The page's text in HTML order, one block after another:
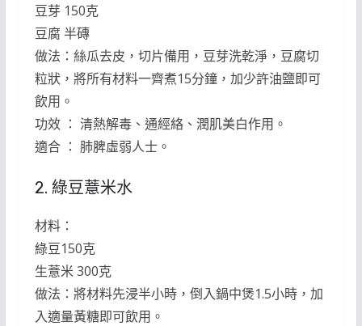
豆芽 150克
豆腐 半磚
做法：絲瓜去皮，切片備用，豆芽洗乾淨，豆腐切
粒狀，將所有材料一齊煮15分鐘，加少許油鹽即可
飲用。
功效 ： 清熱解毒、通經絡、潤肌美白作用。
適合 ： 肺脾虛弱人士。
2. 綠豆薏米水
材料：
綠豆150克
生薏米 300克
做法：將材料先浸半小時，倒入鍋中煲1.5小時，加
入適量黃糖即可飲用。